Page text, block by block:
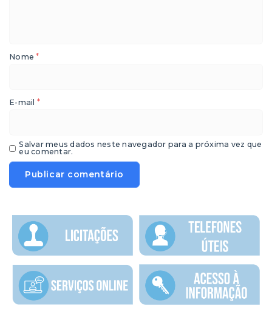
Nome*
E-mail *
Salvar meus dados neste navegador para a próxima vez que
eu comentar.